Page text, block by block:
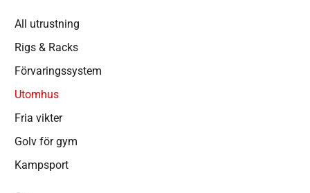
All utrustning
Rigs & Racks
Förvaringssystem
Utomhus
Fria vikter
Golv för gym
Kampsport